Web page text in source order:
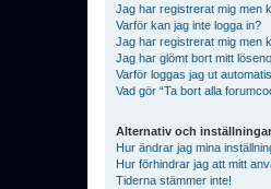
Jag har registrerat mig men
Varför kan jag inte logga in?
Jag har registrerat mig men
Jag har glömt bort mitt
Varför loggas jag ut
Vad gör “Ta bort alla
Alternativ och inställningar
Hur ändrar jag mina
Hur förhindrar jag att mitt
Tiderna stämmer inte!